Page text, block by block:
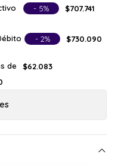
- 5% $707.741
- 2% $730.090
de
$62.083